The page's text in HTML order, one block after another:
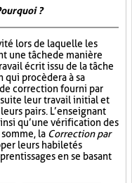
?
lors de laquelle les
une tâche de manière
écrit issu de la tâche
qui procèdera à sa
correction fourni par
leur travail initial et
pairs. L’enseignant
qu’une vérification des
la Correction par
leurs habiletés
en se basant